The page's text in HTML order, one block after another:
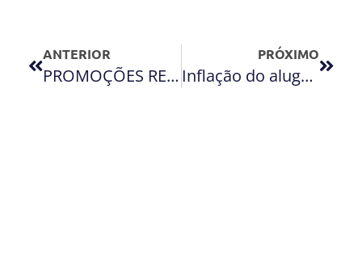
ANTERIOR
PROMOÇÕES RENT A BOX
PRÓXIMO
Inflação do aluguel perde força no início de 2016, mostra FGV